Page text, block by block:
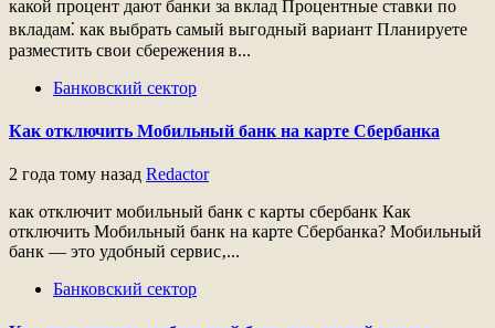
какой процент дают банки за вклад Процентные ставки по
вкладам⁚ как выбрать самый выгодный вариант Планируете
разместить свои сбережения в...
Банковский сектор
Как отключить Мобильный банк на карте Сбербанка
2 года тому назад Redactor
как отключит мобильный банк с карты сбербанк Как
отключить Мобильный банк на карте Сбербанка? Мобильный
банк ― это удобный сервис‚...
Банковский сектор